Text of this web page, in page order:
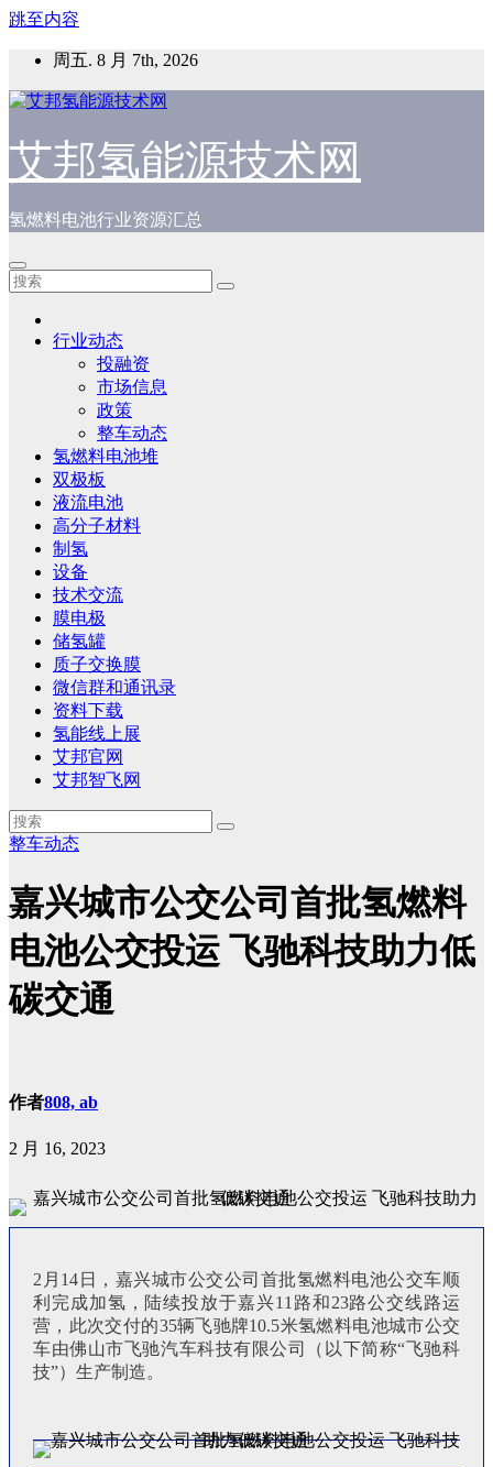
跳至内容
周五. 8 月 7th, 2026
艾邦氢能源技术网
氢燃料电池行业资源汇总
行业动态
投融资
市场信息
政策
整车动态
氢燃料电池堆
双极板
液流电池
高分子材料
制氢
设备
技术交流
膜电极
储氢罐
质子交换膜
微信群和通讯录
资料下载
氢能线上展
艾邦官网
艾邦智飞网
整车动态
嘉兴城市公交公司首批氢燃料
电池公交投运 飞驰科技助力低
碳交通
作者808, ab
2 月 16, 2023
2月14日，嘉兴城市公交公司首批氢燃料电池公交车顺
利完成加氢，陆续投放于嘉兴11路和23路公交线路运
营，此次交付的35辆飞驰牌10.5米氢燃料电池城市公交
车由佛山市飞驰汽车科技有限公司（以下简称“飞驰科
技”）生产制造。